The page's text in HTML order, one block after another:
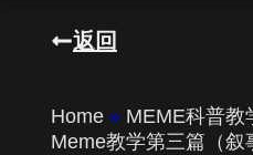
返回
Home » MEME科普教
Meme教学第三篇（叙